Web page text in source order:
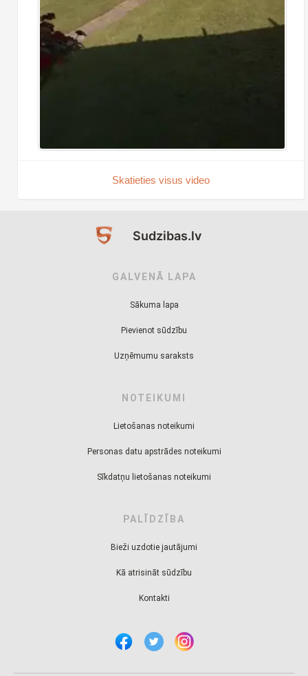
Skatieties visus video
Sudzibas.lv
GALVENĀ LAPA
Sākuma lapa
Pievienot sūdzību
Uzņēmumu saraksts
NOTEIKUMI
Lietošanas noteikumi
Personas datu apstrādes noteikumi
Sīkdatņu lietošanas noteikumi
PALĪDZĪBA
Bieži uzdotie jautājumi
Kā atrisināt sūdzību
Kontakti